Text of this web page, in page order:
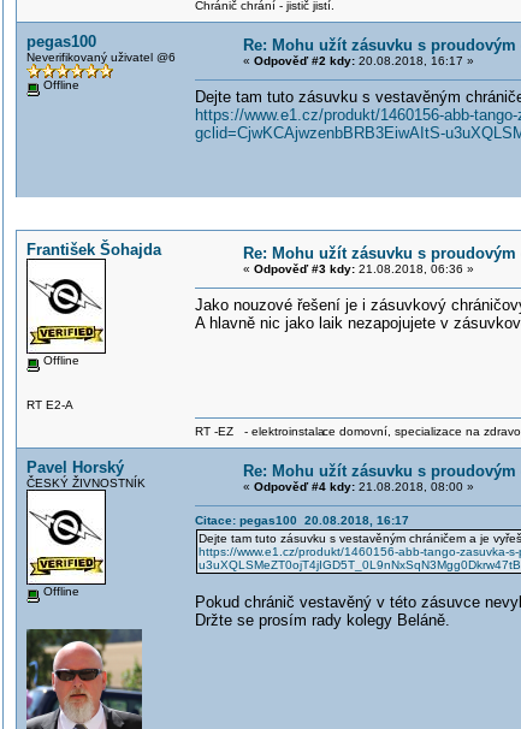
Chránič chrání - jistič jistí.
pegas100
Neverifikovaný uživatel @6
Offline
Re: Mohu užít zásuvku s
« Odpověď #2 kdy:20.08.2018, 16:17 »
Dejte tam tuto zásuvku s vestavěným
https://www.e1.cz/produkt/1460156-abb-
gclid=CjwKCAjwzenbBRB3EiwAItS-
František Šohajda
Offline
RT E2-A
Re: Mohu užít zásuvku s
« Odpověď #3 kdy:21.08.2018, 06:36 »
Jako nouzové řešení je i zásuvkový
A hlavně nic jako laik nezapojujete v
RT -EZ - elektroinstalace domovní, specializace na
Pavel Horský
ČESKÝ ŽIVNOSTNÍK
Offline
Re: Mohu užít zásuvku s
« Odpověď #4 kdy:21.08.2018, 08:00 »
Citace: pegas100 20.08.2018, 16:17
Dejte tam tuto zásuvku s vestavěným chráničem a je
https://www.e1.cz/produkt/1460156-abb-tango-zasuvka-
Pokud chránič vestavěný v této zásuvce
Držte se prosím rady kolegy Beláně.